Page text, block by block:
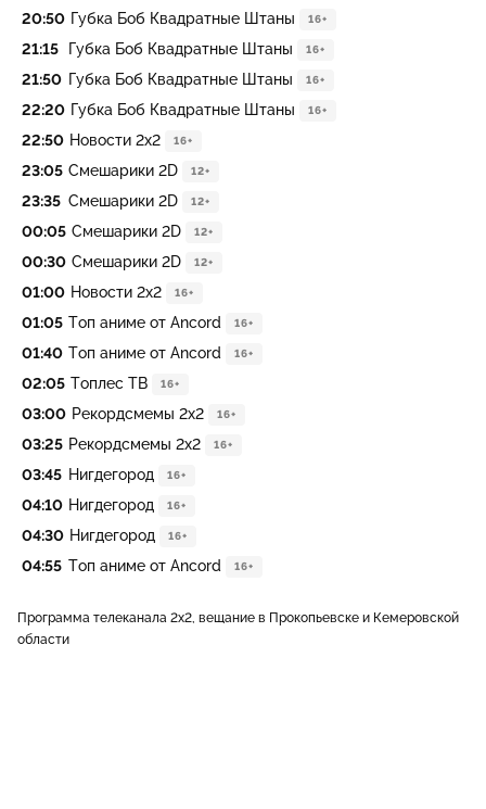
20:50 Губка Боб Квадратные Штаны 16+
21:15 Губка Боб Квадратные Штаны 16+
21:50 Губка Боб Квадратные Штаны 16+
22:20 Губка Боб Квадратные Штаны 16+
22:50 Новости 2х2 16+
23:05 Смешарики 2D 12+
23:35 Смешарики 2D 12+
00:05 Смешарики 2D 12+
00:30 Смешарики 2D 12+
01:00 Новости 2х2 16+
01:05 Топ аниме от Ancord 16+
01:40 Топ аниме от Ancord 16+
02:05 Топлес ТВ 16+
03:00 Рекордсмемы 2х2 16+
03:25 Рекордсмемы 2х2 16+
03:45 Нигдегород 16+
04:10 Нигдегород 16+
04:30 Нигдегород 16+
04:55 Топ аниме от Ancord 16+
Программа телеканала 2x2, вещание в Прокопьевске и Кемеровской
области